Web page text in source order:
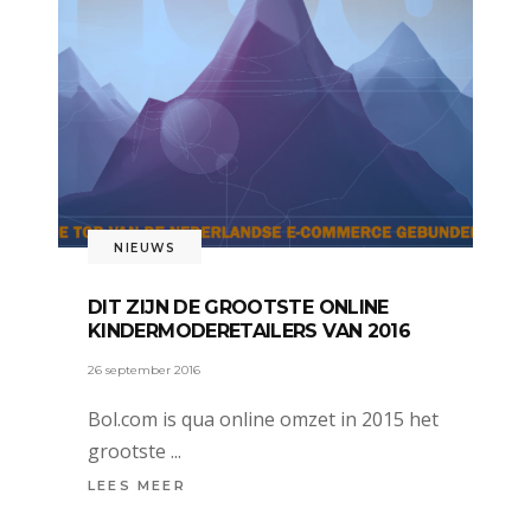
NIEUWS
DIT ZIJN DE GROOTSTE ONLINE
KINDERMODERETAILERS VAN 2016
26 september 2016
Bol.com is qua online omzet in 2015 het
grootste
LEES MEER